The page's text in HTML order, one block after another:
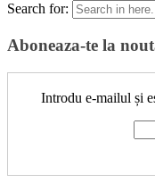
Search for:
Aboneaza-te la
Introdu e-mailul și